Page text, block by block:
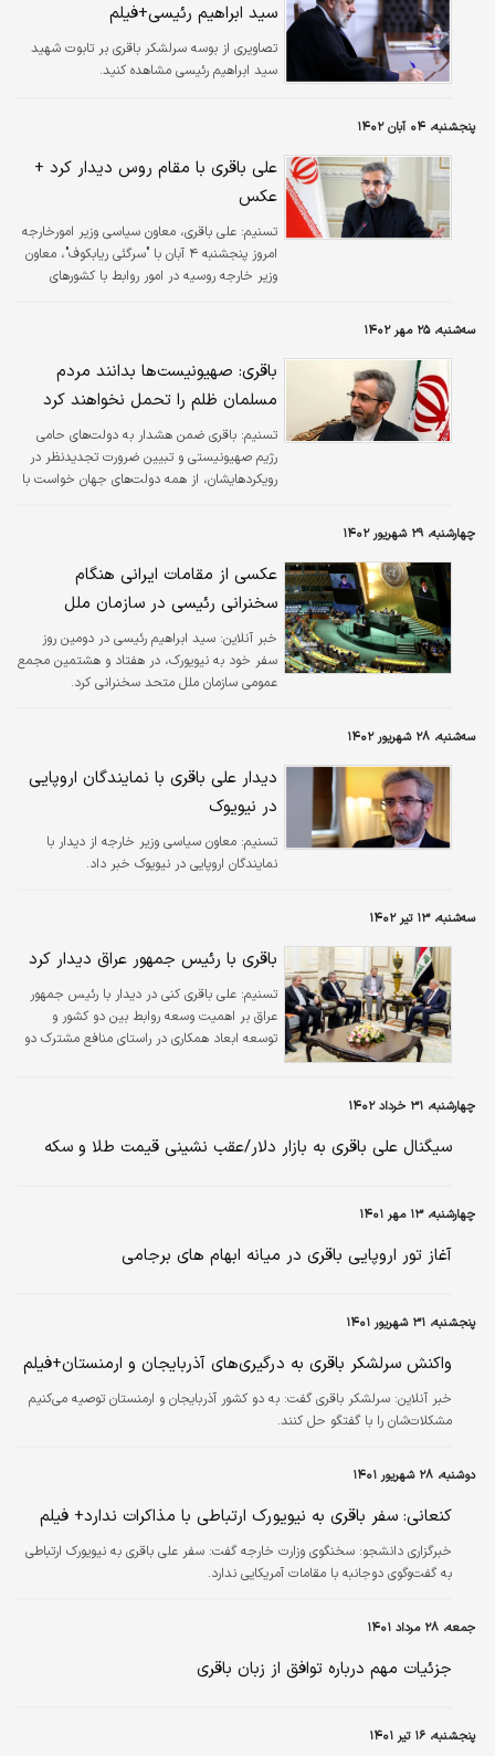
سید ابراهیم رئیسی+فیلم
تصاویری از بوسه سرلشکر باقری بر تابوت شهید
سید ابراهیم رئیسی مشاهده کنید.
پنجشنبه، ۰۴ آبان ۱۴۰۲
علی باقری با مقام روس دیدار کرد +
عکس
تسنیم: علی باقری، معاون سیاسی وزیر امورخارجه
امروز پنجشنبه ۴ آبان با "سرگئی ریابکوف"، معاون
وزیر خارجه روسیه در امور روابط با کشورهای
سه‌شنبه، ۲۵ مهر ۱۴۰۲
باقری: صهیونیست‌ها بدانند مردم
مسلمان ظلم را تحمل نخواهند کرد
تسنیم: باقری ضمن هشدار به دولت‌های حامی
رژیم صهیونیستی و تبیین ضرورت تجدیدنظر در
رویکردهایشان، از همه دولت‌های جهان خواست با
چهارشنبه، ۲۹ شهریور ۱۴۰۲
عکسی از مقامات ایرانی هنگام
سخنرانی رئیسی در سازمان ملل
خبر آنلاین: سید ابراهیم رئیسی در دومین روز
سفر خود به نیویورک، در هفتاد و هشتمین مجمع
عمومی سازمان ملل متحد سخنرانی کرد.
سه‌شنبه، ۲۸ شهریور ۱۴۰۲
دیدار علی باقری با نمایندگان اروپایی
در نیویوک
تسنیم: معاون سیاسی وزیر خارجه از دیدار با
نمایندگان اروپایی در نیویوک خبر داد.
سه‌شنبه، ۱۳ تیر ۱۴۰۲
باقری با رئیس جمهور عراق دیدار کرد
تسنیم: علی باقری کنی در دیدار با رئیس جمهور
عراق بر اهمیت وسعه روابط بین دو کشور و
توسعه ابعاد همکاری در راستای منافع مشترک دو
چهارشنبه، ۳۱ خرداد ۱۴۰۲
سیگنال علی باقری به بازار دلار/عقب نشینی قیمت طلا و سکه
چهارشنبه، ۱۳ مهر ۱۴۰۱
آغاز تور اروپایی باقری در میانه ابهام های برجامی
پنجشنبه، ۳۱ شهریور ۱۴۰۱
واکنش سرلشکر باقری به درگیری‌های آذربایجان و ارمنستان+فیلم
خبر آنلاین: سرلشکر باقری گفت: به دو کشور آذربایجان و ارمنستان توصیه می‌کنیم
مشکلات‌شان را با گفتگو حل کنند.
دوشنبه، ۲۸ شهریور ۱۴۰۱
کنعانی: سفر باقری به نیویورک ارتباطی با مذاکرات ندارد+ فیلم
خبرگزاری دانشجو: سخنگوی وزارت خارجه گفت: سفر علی باقری به نیویورک ارتباطی
به گفت‌وگوی دوجانبه با مقامات آمریکایی ندارد.
جمعه، ۲۸ مرداد ۱۴۰۱
جزئیات مهم درباره توافق از زبان باقری
پنجشنبه، ۱۶ تیر ۱۴۰۱